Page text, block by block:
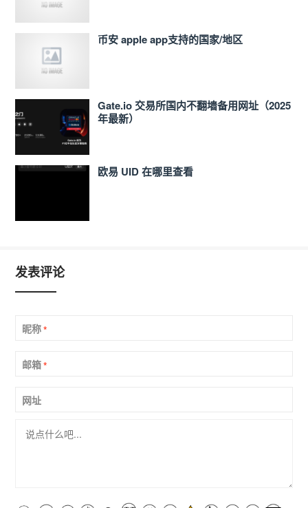
币安 apple app支持的国家/地区
Gate.io 交易所国内不翻墙备用网址（2025
年最新）
欧易 UID 在哪里查看
发表评论
昵称*
邮箱*
网址